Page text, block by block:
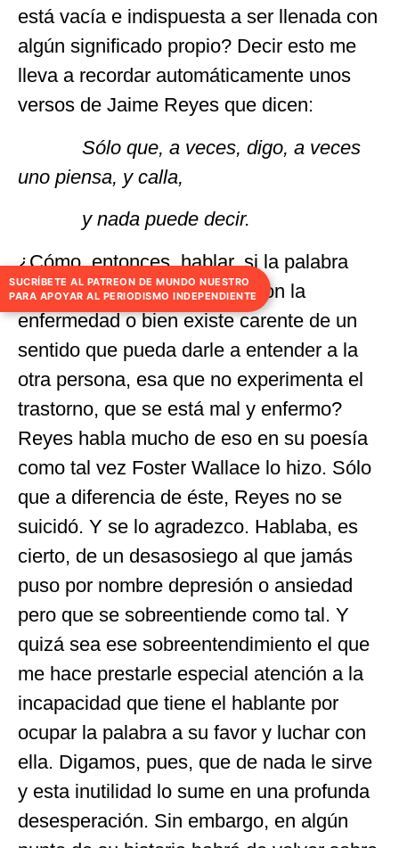
está vacía e indispuesta a ser llenada con
algún significado propio? Decir esto me
lleva a recordar automáticamente unos
versos de Jaime Reyes que dicen:
Sólo que, a veces, digo, a veces
uno piensa, y calla,
y nada puede decir.
¿Cómo, entonces, hablar, si la palabra
misma o está contaminada con la
enfermedad o bien existe carente de un
sentido que pueda darle a entender a la
otra persona, esa que no experimenta el
trastorno, que se está mal y enfermo?
Reyes habla mucho de eso en su poesía
como tal vez Foster Wallace lo hizo. Sólo
que a diferencia de éste, Reyes no se
suicidó. Y se lo agradezco. Hablaba, es
cierto, de un desasosiego al que jamás
puso por nombre depresión o ansiedad
pero que se sobreentiende como tal. Y
quizá sea ese sobreentendimiento el que
me hace prestarle especial atención a la
incapacidad que tiene el hablante por
ocupar la palabra a su favor y luchar con
ella. Digamos, pues, que de nada le sirve
y esta inutilidad lo sume en una profunda
desesperación. Sin embargo, en algún
SUCRÍBETE AL PATREON DE MUNDO NUESTRO
PARA APOYAR AL PERIODISMO INDEPENDIENTE